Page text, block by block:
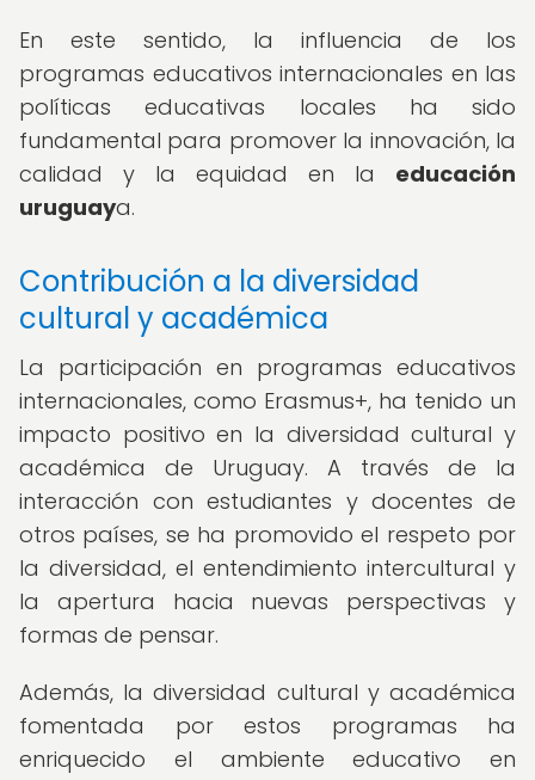
En este sentido, la influencia de los
programas educativos internacionales en las
políticas educativas locales ha sido
fundamental para promover la innovación, la
calidad y la equidad en la educación
uruguaya.
Contribución a la diversidad
cultural y académica
La participación en programas educativos
internacionales, como Erasmus+, ha tenido un
impacto positivo en la diversidad cultural y
académica de Uruguay. A través de la
interacción con estudiantes y docentes de
otros países, se ha promovido el respeto por
la diversidad, el entendimiento intercultural y
la apertura hacia nuevas perspectivas y
formas de pensar.
Además, la diversidad cultural y académica
fomentada por estos programas ha
enriquecido el ambiente educativo en